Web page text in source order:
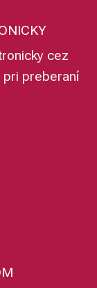
cez
pri preberaní